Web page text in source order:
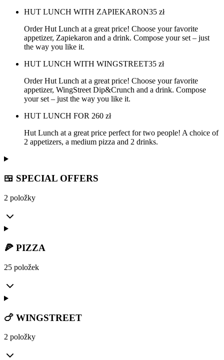
HUT LUNCH WITH ZAPIEKARON35 zł
Order Hut Lunch at a great price! Choose your favorite
appetizer, Zapiekaron and a drink. Compose your set – just
the way you like it.
HUT LUNCH WITH WINGSTREET35 zł
Order Hut Lunch at a great price! Choose your favorite
appetizer, WingStreet Dip&Crunch and a drink. Compose
your set – just the way you like it.
HUT LUNCH FOR 260 zł
Hut Lunch at a great price perfect for two people! A choice of
2 appetizers, a medium pizza and 2 drinks.
🍱 SPECIAL OFFERS
2 položky
🍕 PIZZA
25 položek
🍗 WINGSTREET
2 položky